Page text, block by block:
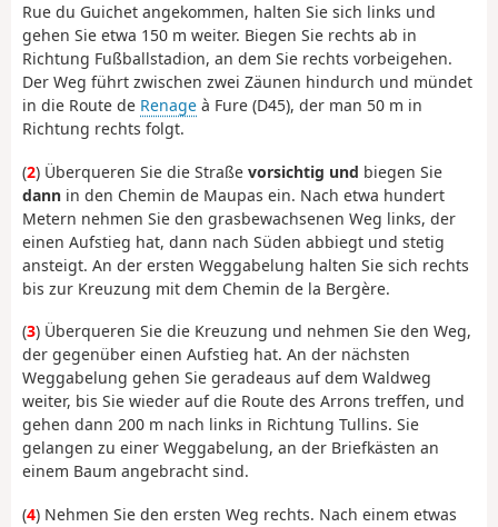
Rue du Guichet angekommen, halten Sie sich links und
gehen Sie etwa 150 m weiter. Biegen Sie rechts ab in
Richtung Fußballstadion, an dem Sie rechts vorbeigehen.
Der Weg führt zwischen zwei Zäunen hindurch und mündet
in die Route de Renage à Fure (D45), der man 50 m in
Richtung rechts folgt.
(2) Überqueren Sie die Straße vorsichtig und biegen Sie
dann in den Chemin de Maupas ein. Nach etwa hundert
Metern nehmen Sie den grasbewachsenen Weg links, der
einen Aufstieg hat, dann nach Süden abbiegt und stetig
ansteigt. An der ersten Weggabelung halten Sie sich rechts
bis zur Kreuzung mit dem Chemin de la Bergère.
(3) Überqueren Sie die Kreuzung und nehmen Sie den Weg,
der gegenüber einen Aufstieg hat. An der nächsten
Weggabelung gehen Sie geradeaus auf dem Waldweg
weiter, bis Sie wieder auf die Route des Arrons treffen, und
gehen dann 200 m nach links in Richtung Tullins. Sie
gelangen zu einer Weggabelung, an der Briefkästen an
einem Baum angebracht sind.
(4) Nehmen Sie den ersten Weg rechts. Nach einem etwas